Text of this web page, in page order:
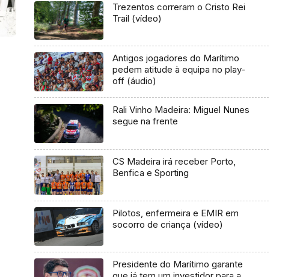
Trezentos correram o Cristo Rei
Trail (vídeo)
Antigos jogadores do Marítimo
pedem atitude à equipa no play-
off (áudio)
Rali Vinho Madeira: Miguel Nunes
segue na frente
CS Madeira irá receber Porto,
Benfica e Sporting
Pilotos, enfermeira e EMIR em
socorro de criança (vídeo)
Presidente do Marítimo garante